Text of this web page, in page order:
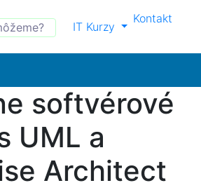
IT Kurzy
Kontakt
softvérové
UML a
Architect